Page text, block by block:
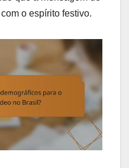
o espírito festivo.